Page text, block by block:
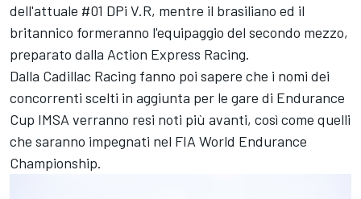
dell'attuale #01 DPi V.R, mentre il brasiliano ed il
britannico formeranno l'equipaggio del secondo mezzo,
preparato dalla Action Express Racing.
Dalla Cadillac Racing fanno poi sapere che i nomi dei
concorrenti scelti in aggiunta per le gare di Endurance
Cup IMSA verranno resi noti più avanti, così come quelli
che saranno impegnati nel FIA World Endurance
Championship.